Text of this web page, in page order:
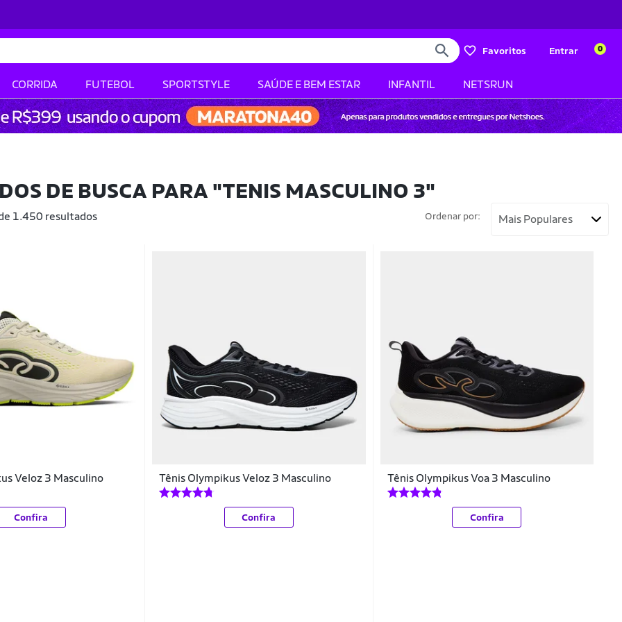
Favoritos Entrar 0
CORRIDA FUTEBOL SPORTSTYLE SAÚDE E BEM ESTAR INFANTIL NETSRUN
DE BUSCA PARA "TENIS MASCULINO 3"
1.450 resultados Ordenar por:
Veloz 3 Masculino
Confira
Tênis Olympikus Veloz 3 Masculino
Confira
Tênis Olympikus Voa 3 Masculino
Confira